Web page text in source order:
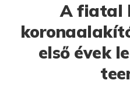
A fiatal
első évek